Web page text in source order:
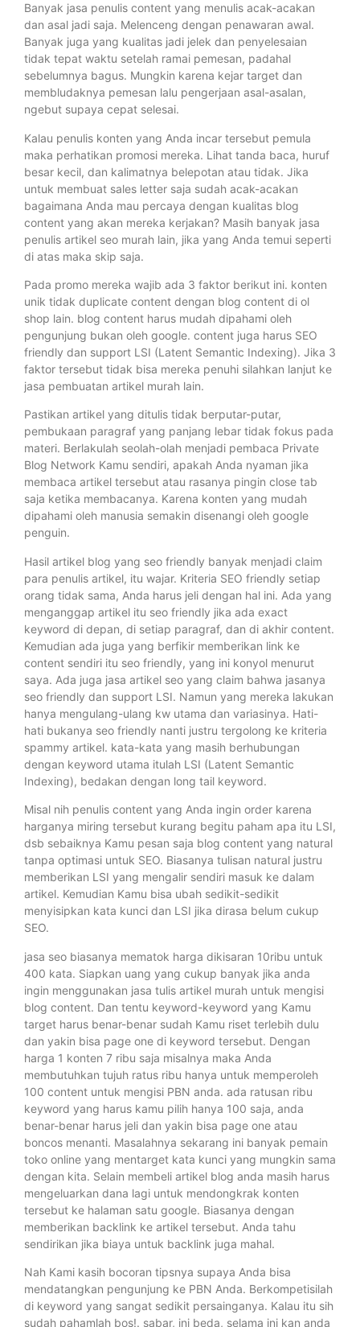
Banyak jasa penulis content yang menulis acak-acakan
dan asal jadi saja. Melenceng dengan penawaran awal.
Banyak juga yang kualitas jadi jelek dan penyelesaian
tidak tepat waktu setelah ramai pemesan, padahal
sebelumnya bagus. Mungkin karena kejar target dan
membludaknya pemesan lalu pengerjaan asal-asalan,
ngebut supaya cepat selesai.
Kalau penulis konten yang Anda incar tersebut pemula
maka perhatikan promosi mereka. Lihat tanda baca, huruf
besar kecil, dan kalimatnya belepotan atau tidak. Jika
untuk membuat sales letter saja sudah acak-acakan
bagaimana Anda mau percaya dengan kualitas blog
content yang akan mereka kerjakan? Masih banyak jasa
penulis artikel seo murah lain, jika yang Anda temui seperti
di atas maka skip saja.
Pada promo mereka wajib ada 3 faktor berikut ini. konten
unik tidak duplicate content dengan blog content di ol
shop lain. blog content harus mudah dipahami oleh
pengunjung bukan oleh google. content juga harus SEO
friendly dan support LSI (Latent Semantic Indexing). Jika 3
faktor tersebut tidak bisa mereka penuhi silahkan lanjut ke
jasa pembuatan artikel murah lain.
Pastikan artikel yang ditulis tidak berputar-putar,
pembukaan paragraf yang panjang lebar tidak fokus pada
materi. Berlakulah seolah-olah menjadi pembaca Private
Blog Network Kamu sendiri, apakah Anda nyaman jika
membaca artikel tersebut atau rasanya pingin close tab
saja ketika membacanya. Karena konten yang mudah
dipahami oleh manusia semakin disenangi oleh google
penguin.
Hasil artikel blog yang seo friendly banyak menjadi claim
para penulis artikel, itu wajar. Kriteria SEO friendly setiap
orang tidak sama, Anda harus jeli dengan hal ini. Ada yang
menganggap artikel itu seo friendly jika ada exact
keyword di depan, di setiap paragraf, dan di akhir content.
Kemudian ada juga yang berfikir memberikan link ke
content sendiri itu seo friendly, yang ini konyol menurut
saya. Ada juga jasa artikel seo yang claim bahwa jasanya
seo friendly dan support LSI. Namun yang mereka lakukan
hanya mengulang-ulang kw utama dan variasinya. Hati-
hati bukanya seo friendly nanti justru tergolong ke kriteria
spammy artikel. kata-kata yang masih berhubungan
dengan keyword utama itulah LSI (Latent Semantic
Indexing), bedakan dengan long tail keyword.
Misal nih penulis content yang Anda ingin order karena
harganya miring tersebut kurang begitu paham apa itu LSI,
dsb sebaiknya Kamu pesan saja blog content yang natural
tanpa optimasi untuk SEO. Biasanya tulisan natural justru
memberikan LSI yang mengalir sendiri masuk ke dalam
artikel. Kemudian Kamu bisa ubah sedikit-sedikit
menyisipkan kata kunci dan LSI jika dirasa belum cukup
SEO.
jasa seo biasanya mematok harga dikisaran 10ribu untuk
400 kata. Siapkan uang yang cukup banyak jika anda
ingin menggunakan jasa tulis artikel murah untuk mengisi
blog content. Dan tentu keyword-keyword yang Kamu
target harus benar-benar sudah Kamu riset terlebih dulu
dan yakin bisa page one di keyword tersebut. Dengan
harga 1 konten 7 ribu saja misalnya maka Anda
membutuhkan tujuh ratus ribu hanya untuk memperoleh
100 content untuk mengisi PBN anda. ada ratusan ribu
keyword yang harus kamu pilih hanya 100 saja, anda
benar-benar harus jeli dan yakin bisa page one atau
boncos menanti. Masalahnya sekarang ini banyak pemain
toko online yang mentarget kata kunci yang mungkin sama
dengan kita. Selain membeli artikel blog anda masih harus
mengeluarkan dana lagi untuk mendongkrak konten
tersebut ke halaman satu google. Biasanya dengan
memberikan backlink ke artikel tersebut. Anda tahu
sendirikan jika biaya untuk backlink juga mahal.
Nah Kami kasih bocoran tipsnya supaya Anda bisa
mendatangkan pengunjung ke PBN Anda. Berkompetisilah
di keyword yang sangat sedikit persainganya. Kalau itu sih
sudah pahamlah bos!. sabar, ini beda, selama ini kan anda